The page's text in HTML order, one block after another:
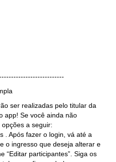
ser realizadas pelo titular da
app! Se você ainda não
a seguir:
. Após fazer o login, vá até a
o ingresso que deseja alterar e
“Editar participantes”. Siga os